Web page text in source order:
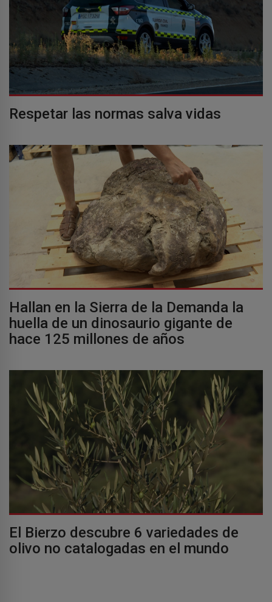
Respetar las normas salva vidas
Hallan en la Sierra de la Demanda la
huella de un dinosaurio gigante de
hace 125 millones de años
El Bierzo descubre 6 variedades de
olivo no catalogadas en el mundo